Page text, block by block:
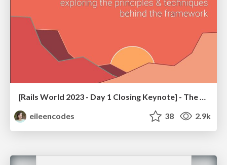
[Rails World 2023 - Day 1 Closing Keynote] - The Magic of Rails
eileencodes
38 2.9k